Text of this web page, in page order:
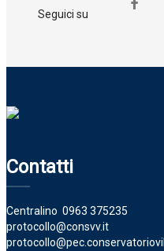
Seguici su
Contatti
Centralino 0963 375235
protocollo@consvv.it